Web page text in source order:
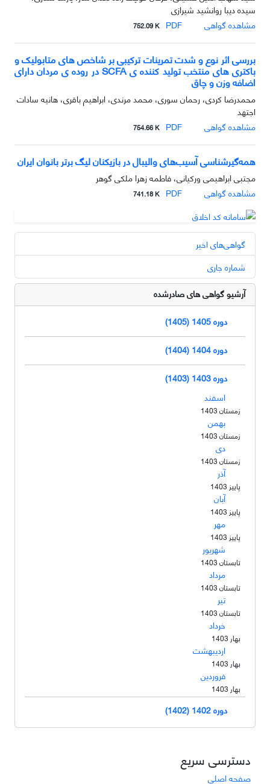
سیده دیبا روانشید شیرازی
مشاهده گواهی
PDF
752.09 K
بررسی اثر نوع و شدت تمرینات ترکیبی بر شاخص های متابولیک و
باکتری های منتخب تولید کننده ی SCFA در روده ی مردان دارای
اضافه وزن و چاق
محمدرضا کردی، رحمان سوری، محمد مرندی، ابراهیم باقری، هانیه سادات
اجتهد
مشاهده گواهی
PDF
754.66 K
همه‌گیر‌شناسی آسیب‌های والیبال در بازیکنان لیگ برتر بانوان ایران
مجتبی ابراهیمی ورکیانی، فاطمه زهرا ملکی گوهر
مشاهده گواهی
PDF
741.18 K
گواهی‌های اخیر
شماره جاری
آرشیو گواهی های صادرشده
دوره 1405 (1405)
دوره 1404 (1404)
دوره 1403 (1403)
اسفند
زمستان 1403
بهمن
زمستان 1403
دی
زمستان 1403
آذر
پاییز 1403
آبان
پاییز 1403
مهر
پاییز 1403
شهریور
تابستان 1403
مرداد
تابستان 1403
تیر
تابستان 1403
خرداد
بهار 1403
اردیبهشت
بهار 1403
فروردین
بهار 1403
دوره 1402 (1402)
دسترسی سریع
صفحه اصلی